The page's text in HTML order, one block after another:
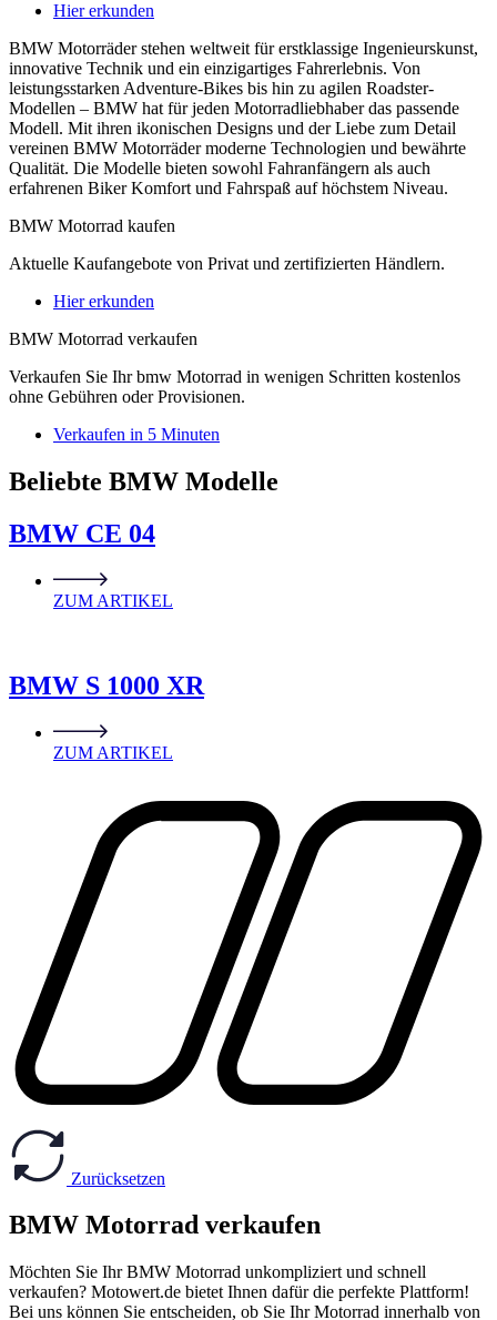
Hier erkunden
BMW Motorräder stehen weltweit für erstklassige Ingenieurskunst,
innovative Technik und ein einzigartiges Fahrerlebnis. Von
leistungsstarken Adventure-Bikes bis hin zu agilen Roadster-
Modellen – BMW hat für jeden Motorradliebhaber das passende
Modell. Mit ihren ikonischen Designs und der Liebe zum Detail
vereinen BMW Motorräder moderne Technologien und bewährte
Qualität. Die Modelle bieten sowohl Fahranfängern als auch
erfahrenen Biker Komfort und Fahrspaß auf höchstem Niveau.
BMW Motorrad kaufen
Aktuelle Kaufangebote von Privat und zertifizierten Händlern.
Hier erkunden
BMW Motorrad verkaufen
Verkaufen Sie Ihr bmw Motorrad in wenigen Schritten kostenlos
ohne Gebühren oder Provisionen.
Verkaufen in 5 Minuten
Beliebte BMW Modelle
BMW CE 04
ZUM ARTIKEL
BMW S 1000 XR
ZUM ARTIKEL
Zurücksetzen
BMW Motorrad verkaufen
Möchten Sie Ihr BMW Motorrad unkompliziert und schnell
verkaufen? Motowert.de bietet Ihnen dafür die perfekte Plattform!
Bei uns können Sie entscheiden, ob Sie Ihr Motorrad innerhalb von